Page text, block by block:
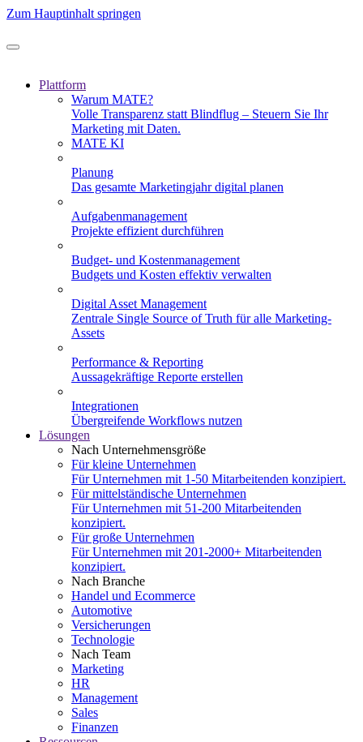
Zum Hauptinhalt springen
Plattform
Warum MATE?
Volle Transparenz statt Blindflug – Steuern Sie Ihr
Marketing mit Daten.
MATE KI
Planung
Das gesamte Marketingjahr digital planen
Aufgabenmanagement
Projekte effizient durchführen
Budget- und Kostenmanagement
Budgets und Kosten effektiv verwalten
Digital Asset Management
Zentrale Single Source of Truth für alle Marketing-
Assets
Performance & Reporting
Aussagekräftige Reporte erstellen
Integrationen
Übergreifende Workflows nutzen
Lösungen
Nach Unternehmensgröße
Für kleine Unternehmen
Für Unternehmen mit 1-50 Mitarbeitenden konzipiert.
Für mittelständische Unternehmen
Für Unternehmen mit 51-200 Mitarbeitenden
konzipiert.
Für große Unternehmen
Für Unternehmen mit 201-2000+ Mitarbeitenden
konzipiert.
Nach Branche
Handel und Ecommerce
Automotive
Versicherungen
Technologie
Nach Team
Marketing
HR
Management
Sales
Finanzen